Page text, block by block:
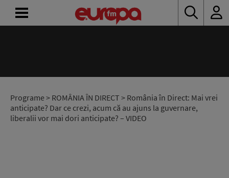
Programe> ROMÂNIA ÎN DIRECT > România în Direct: Mai vrei
anticipate? Dar ce crezi, acum că au ajuns la guvernare,
liberalii vor mai dori anticipate? – VIDEO
RADIO
CONCURSURI